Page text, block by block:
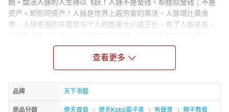
始。盘活人脉的人生得以飞跃！人脉不是金钱，却胜似金钱；不是
资产。却形同资产！人脉是世界上最厉害的乘法，人脉堪比黄金
贵，人脉资源的丰富性与个人的能量大小成正比。有了人脉关系，
有地位有能力不一定能够成就大事，唯有精通人脉之术才能最终傲
本系列读物选取大量实例，寓智慧于实例之中，告诉你如何去辨识
小人、驳斥小人、揭露小人、计赚小人、智胜小人、摆脱难缠的上
司、难缠的下属、难缠的同事、难缠的客户、难缠的朋友、难缠的
谈判对手、难缠的竞争对手、难缠的面试，帮你气定神闲地谋划事
查看更多
品牌 天下书盟
商品分類 樂天首頁 樂天Kobo電子書 有聲書 親子教養